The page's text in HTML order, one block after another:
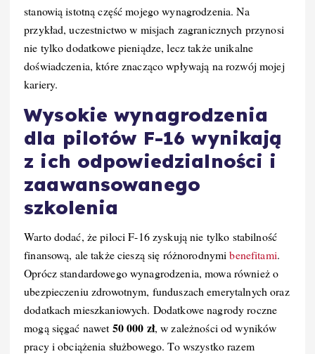
stanowią istotną część mojego wynagrodzenia. Na
przykład, uczestnictwo w misjach zagranicznych przynosi
nie tylko dodatkowe pieniądze, lecz także unikalne
doświadczenia, które znacząco wpływają na rozwój mojej
kariery.
Wysokie wynagrodzenia
dla pilotów F-16 wynikają
z ich odpowiedzialności i
zaawansowanego
szkolenia
Warto dodać, że piloci F-16 zyskują nie tylko stabilność
finansową, ale także cieszą się różnorodnymibenefitami.
Oprócz standardowego wynagrodzenia, mowa również o
ubezpieczeniu zdrowotnym, funduszach emerytalnych oraz
dodatkach mieszkaniowych. Dodatkowe nagrody roczne
mogą sięgać nawet 50 000 zł, w zależności od wyników
pracy i obciążenia służbowego. To wszystko razem